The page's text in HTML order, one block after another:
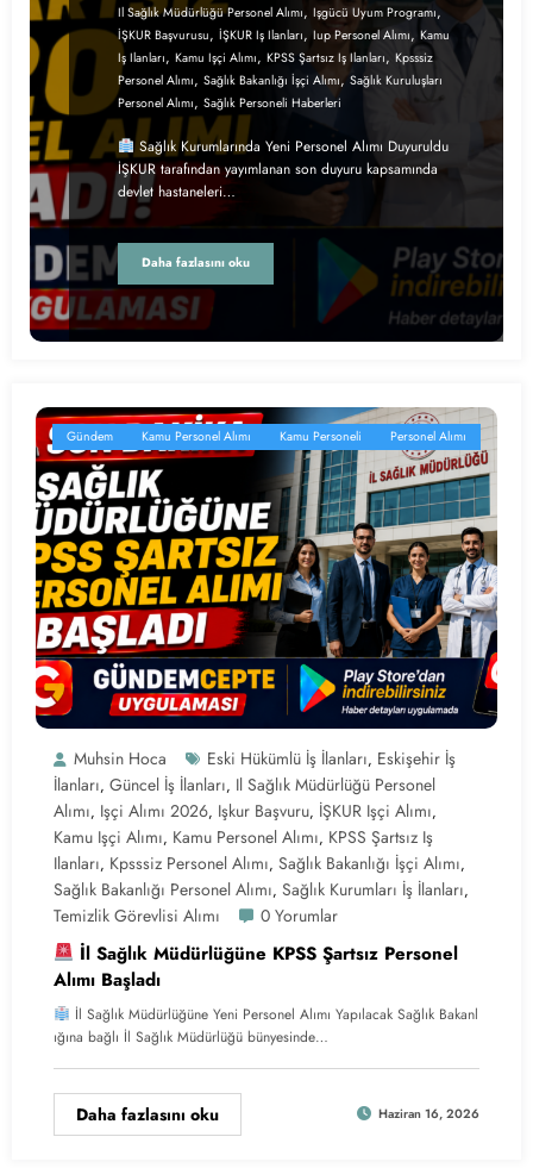
Il Sağlık Müdürlüğü Personel Alımı, Işgücü Uyum Programı,
İŞKUR Başvurusu, İŞKUR Iş Ilanları, Iup Personel Alımı, Kamu
Iş Ilanları, Kamu Işçi Alımı, KPSS Şartsız Iş Ilanları, Kpsssiz
Personel Alımı, Sağlık Bakanlığı İşçi Alımı,Sağlık Kuruluşları
Personel Alımı, Sağlık Personeli Haberleri
Sağlık Kurumlarında Yeni Personel Alımı Duyuruldu
İŞKUR tarafından yayımlanan son duyuru kapsamında
devlet hastaneleri…
Daha fazlasını oku
Gündem Kamu Personel Alımı Kamu Personeli Personel Alımı
Muhsin Hoca Eski Hükümlü İş İlanları, Eskişehir İş
İlanları, Güncel İş İlanları, Il Sağlık Müdürlüğü Personel
Alımı, Işçi Alımı 2026, Işkur Başvuru, İŞKUR Işçi Alımı,
Kamu Işçi Alımı, Kamu Personel Alımı, KPSS Şartsız Iş
Ilanları, Kpsssiz Personel Alımı, Sağlık Bakanlığı İşçi Alımı,
Sağlık Bakanlığı Personel Alımı, Sağlık Kurumları İş İlanları,
Temizlik Görevlisi Alımı 0 Yorumlar
İl Sağlık Müdürlüğüne KPSS Şartsız Personel
Alımı Başladı
İl Sağlık Müdürlüğüne Yeni Personel Alımı Yapılacak Sağlık Bakanl
ığına bağlı İl Sağlık Müdürlüğü bünyesinde…
Daha fazlasını oku Haziran 16, 2026